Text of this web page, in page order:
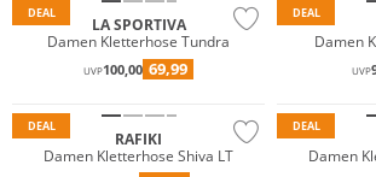
DEAL
LA SPORTIVA
Damen Kletterhose Tundra
UVP100,00 69,99
DEAL
Damen
UVP
DEAL
RAFIKI
Damen Kletterhose Shiva LT
DEAL
Damen